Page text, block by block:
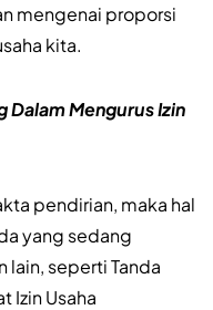
mengenai proporsi
kita.
Mengurus Izin
pendirian, maka hal
yang sedang
lain, seperti Tanda
Izin Usaha